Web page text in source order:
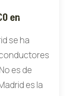
en
se ha
es de
es la